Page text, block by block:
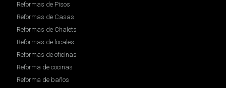
Reformas de Pisos
Reformas de Casas
Reformas de Chalets
Reformas de locales
Reformas de oficinas
Reforma de cocinas
Reforma de baños